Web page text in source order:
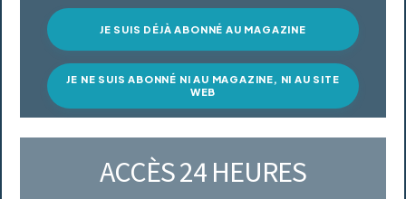
JE SUIS DÉJÀ ABONNÉ AU MAGAZINE
JE NE SUIS ABONNÉ NI AU MAGAZINE, NI AU SITE
WEB
ACCÈS 24 HEURES